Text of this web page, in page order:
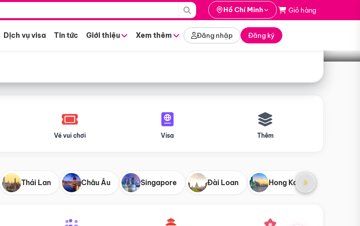
Hồ Chí Minh Giỏ hàng
Dịch vụ visa Tin tức Giới thiệu Xem thêm Đăng nhập Đăng ký
Tìm tour
Vé vui chơi Visa Thêm
Thái Lan Châu Âu Singapore Đài Loan Hong Kong